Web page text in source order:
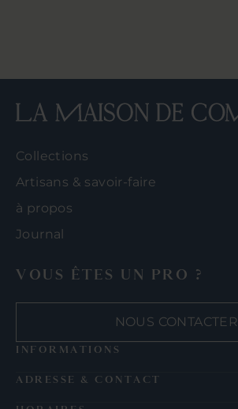
Collections
Artisans & savoir-faire
à propos
Journal
VOUS ÊTES UN PRO ?
NOUS CONTACTER
INFORMATIONS
ADRESSE & CONTACT